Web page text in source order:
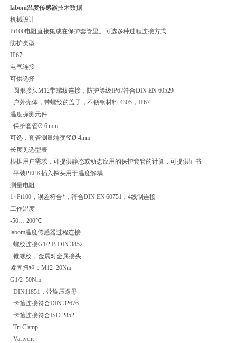
labom温度传感器技术数据
机械设计
Pt100电阻直接集成在保护套管里。可选多种过程连接方式
防护类型
IP67
电气连接
可供选择
. 圆形接头M12带螺纹连接，防护等级IP67符合DIN EN 60529
. 户外壳体，带螺纹的盖子，不锈钢材料.4305，IP67
温度探测元件
. 保护套管Ø 6 mm
可选：套管测量端变径Ø 4mm
长度见选型表
根据用户需求，可提供静态或动态应用的保护套管的计算，可提供证书
. 平装PEEK插入探头用于温度解耦
测量电阻
1×Pt100，误差符合*，符合DIN EN 60751，4线制连接
工作温度
-50… 200℃
labom温度传感器过程连接
. 螺纹连接G1/2 B DIN 3852
. 锥螺纹，金属对金属接头
紧固扭矩：M12 20Nm
G1/2 50Nm
. DIN11851，带旋压螺母
. 卡箍连接符合DIN 32676
. 卡箍连接符合ISO 2852
. Tri Clamp
. Varivent